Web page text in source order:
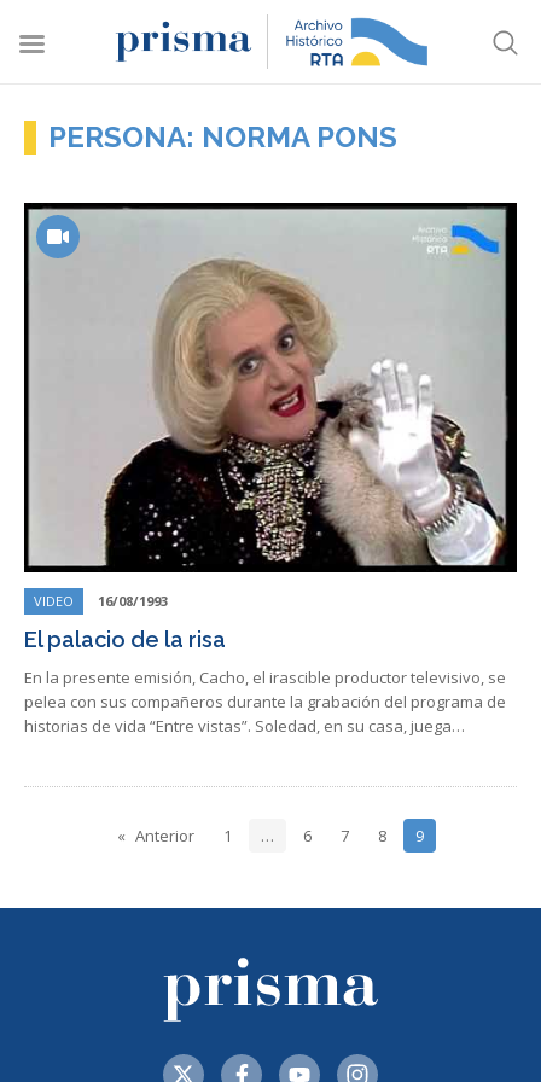
PERSONA: NORMA PONS
VIDEO 16/08/1993
El palacio de la risa
En la presente emisión, Cacho, el irascible productor televisivo, se
pelea con sus compañeros durante la grabación del programa de
historias de vida “Entre vistas”. Soledad, en su casa, juega…
Anterior 1 … 6 7 8 9